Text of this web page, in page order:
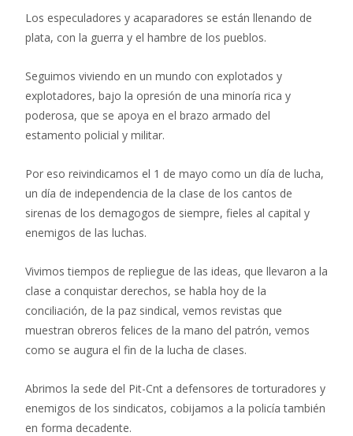
Los especuladores y acaparadores se están llenando de
plata, con la guerra y el hambre de los pueblos.
Seguimos viviendo en un mundo con explotados y
explotadores, bajo la opresión de una minoría rica y
poderosa, que se apoya en el brazo armado del
estamento policial y militar.
Por eso reivindicamos el 1 de mayo como un día de lucha,
un día de independencia de la clase de los cantos de
sirenas de los demagogos de siempre, fieles al capital y
enemigos de las luchas.
Vivimos tiempos de repliegue de las ideas, que llevaron a la
clase a conquistar derechos, se habla hoy de la
conciliación, de la paz sindical, vemos revistas que
muestran obreros felices de la mano del patrón, vemos
como se augura el fin de la lucha de clases.
Abrimos la sede del Pit-Cnt a defensores de torturadores y
enemigos de los sindicatos, cobijamos a la policía también
en forma decadente.